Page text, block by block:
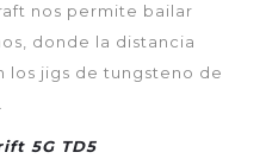
nos permite bailar
donde la distancia
los jigs de tungsteno de
5G TD5